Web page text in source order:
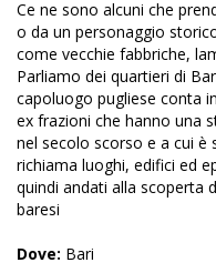
Ce ne sono alcuni che
o da un personaggio
come vecchie fabbriche,
Parliamo dei quartieri di
capoluogo pugliese conta
ex frazioni che hanno una
nel secolo scorso e a cui
richiama luoghi, edifici ed
quindi andati alla scoperta
baresi
Dove: Bari